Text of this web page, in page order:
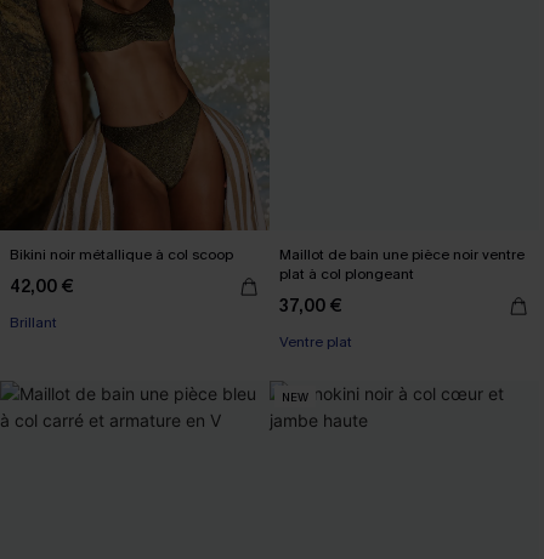
Bikini noir métallique à col scoop
42,00 €
Brillant
Maillot de bain une pièce noir ventre
plat à col plongeant
37,00 €
Ventre plat
NEW